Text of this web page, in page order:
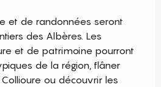
et de randonnées seront
des Albères. Les
et de patrimoine pourront
de la région, flâner
ou découvrir les